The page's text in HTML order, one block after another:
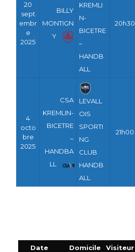
20
sept
embr
e
2025
BILLY
MONTIGN
Y
KREMLI
N-
BICETRE
–
HANDB
ALL
20h30
4
octo
bre
2025
CSA
KREMLIN-
BICETRE
–
HANDBA
LL
LEVALL
OIS
SPORTI
NG
CLUB
HANDB
ALL
21h00
Date Domicile Visiteur